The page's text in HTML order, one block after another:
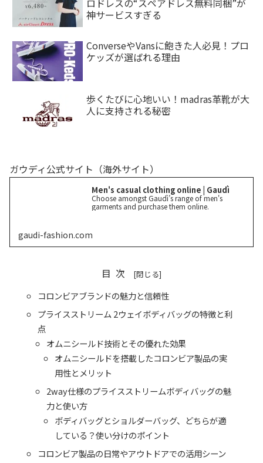
ロドレスの“スペアドレス無料同梱”が
神サービスすぎる
ConverseやVansに飽きた人必見！プロ
ケッズが選ばれる理由
歩くたびに心地いい！madras革靴が大
人に支持される秘密
ガウディ公式サイト（海外サイト）
Men's casual clothing online | Gaudì
Choose amongst Gaudì’s range of men's
garments and purchase them online.
gaudi-fashion.com
目次
コロンビアブランドの魅力と信頼性
プライスストリーム 2ウェイボディバッグの特徴と利
点
オムニシールド技術とその優れた効果
オムニシールドを搭載したコロンビア製品の実
用性とメリット
2way仕様のプライスストリームボディバッグの魅
力と使い方
ボディバッグとショルダーバッグ、どちらが適
している？使い分けのポイント
コロンビア製品の日常やアウトドアでの活用シーン